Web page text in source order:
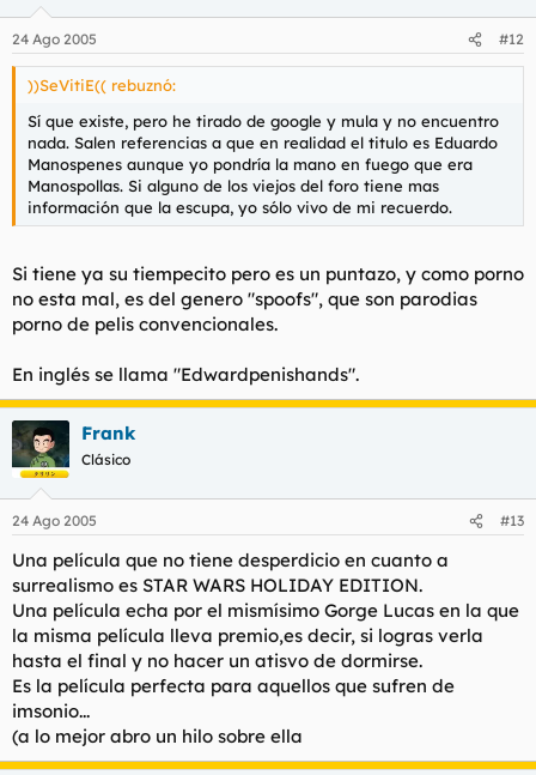
24 Ago 2005 #12
))SeVitiE(( rebuznó:
Sí que existe, pero he tirado de google y mula y no encuentro
nada. Salen referencias a que en realidad el titulo es Eduardo
Manospenes aunque yo pondría la mano en fuego que era
Manospollas. Si alguno de los viejos del foro tiene mas
información que la escupa, yo sólo vivo de mi recuerdo.
Si tiene ya su tiempecito pero es un puntazo, y como porno
no esta mal, es del genero "spoofs", que son parodias
porno de pelis convencionales.
En inglés se llama "Edwardpenishands".
Frank
Clásico
24 Ago 2005 #13
Una película que no tiene desperdicio en cuanto a
surrealismo es STAR WARS HOLIDAY EDITION.
Una película echa por el mismísimo Gorge Lucas en la que
la misma película lleva premio,es decir, si logras verla
hasta el final y no hacer un atisvo de dormirse.
Es la película perfecta para aquellos que sufren de
imsonio...
(a lo mejor abro un hilo sobre ella